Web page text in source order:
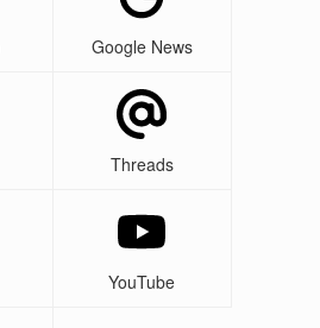
Google News
Threads
YouTube